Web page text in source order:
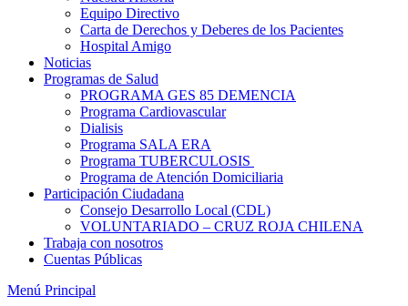
Equipo Directivo
Carta de Derechos y Deberes de los Pacientes
Hospital Amigo
Noticias
Programas de Salud
PROGRAMA GES 85 DEMENCIA
Programa Cardiovascular
Dialisis
Programa SALA ERA
Programa TUBERCULOSIS
Programa de Atención Domiciliaria
Participación Ciudadana
Consejo Desarrollo Local (CDL)
VOLUNTARIADO – CRUZ ROJA CHILENA
Trabaja con nosotros
Cuentas Públicas
Menú Principal